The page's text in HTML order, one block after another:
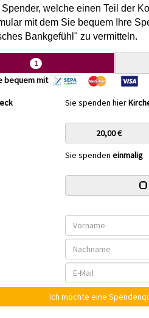
welche einen Teil der
mit dem Sie bequem Ihre
Bankgefühl" zu vermitteln.